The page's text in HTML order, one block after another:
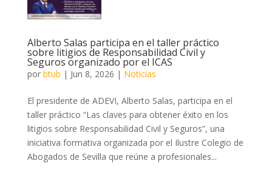
Alberto Salas participa en el taller práctico
sobre litigios de Responsabilidad Civil y
Seguros organizado por el ICAS
por btub | Jun 8, 2026 | Noticias
El presidente de ADEVI, Alberto Salas, participa en el
taller práctico “Las claves para obtener éxito en los
litigios sobre Responsabilidad Civil y Seguros”, una
iniciativa formativa organizada por el Ilustre Colegio de
Abogados de Sevilla que reúne a profesionales...